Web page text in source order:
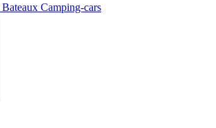
Bateaux Camping-cars